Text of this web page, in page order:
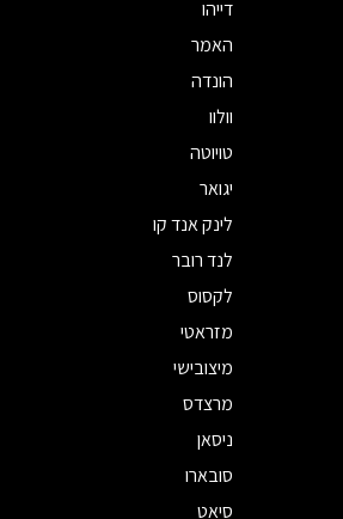
דייהו
האמר
הונדה
וולוו
טויוטה
יגואר
לינק אנד קו
לנד רובר
לקסוס
מזראטי
מיצובישי
מרצדס
ניסאן
סובארו
סיאט